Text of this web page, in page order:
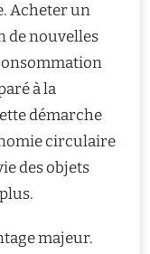
Acheter un
de nouvelles
à la
démarche
circulaire
des objets
majeur.